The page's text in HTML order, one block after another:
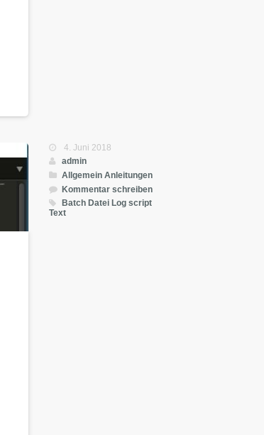
4. Juni 2018
admin
Allgemein Anleitungen
Kommentar schreiben
Batch Datei Log script
Text